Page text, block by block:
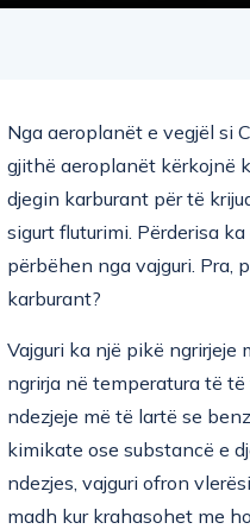
Nga aeroplanët e vegjël si
gjithë aeroplanët kërkojnë
djegin karburant për të
sigurt fluturimi. Përderisa
përbëhen nga vajguri. Pra,
karburant?
Vajguri ka një pikë
ngrirja në temperatura të
ndezjeje më të lartë se
kimikate ose substancë e
ndezjes, vajguri ofron
madh kur krahasohet me